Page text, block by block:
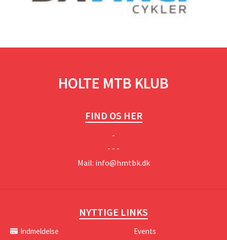
HOLTE MTB KLUB
FIND OS HER
-
- - -
Mail: info@hmtbk.dk
NYTTIGE LINKS
Indmeldelse
Events